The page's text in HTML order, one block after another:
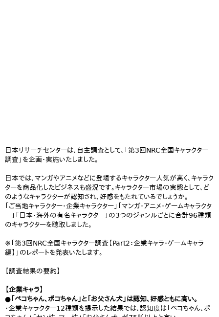
日本リサーチセンターは、自主調査として、「第3回NRC全国キャラクター
調査」を企画・実施いたしました。
日本では、マンガやアニメなどに登場するキャラクター人気が高く、キャラク
ターを商品化したビジネスも盛況です。キャラクター市場の実態として、ど
のようなキャラクターが認知され、好感をもたれているでしょうか。
「ご当地キャラクター・企業キャラクター」「マンガ・アニメ・ゲームキャラクタ
ー」「日本・海外の有名キャラクター」の3つのジャンルごとに合計96種類
のキャラクターを聴取しました。
※「第3回NRC全国キャラクター調査【Part2：企業キャラ・ゲームキャラ
編】」のレポートを発表いたします。
【調査結果の要約】
【企業キャラ】
●「ペコちゃん、ポコちゃん」と「お父さん犬」は認知、好感ともに高い。
・企業キャラクター12種類を提示した結果では、認知度は「ペコちゃん、ポ